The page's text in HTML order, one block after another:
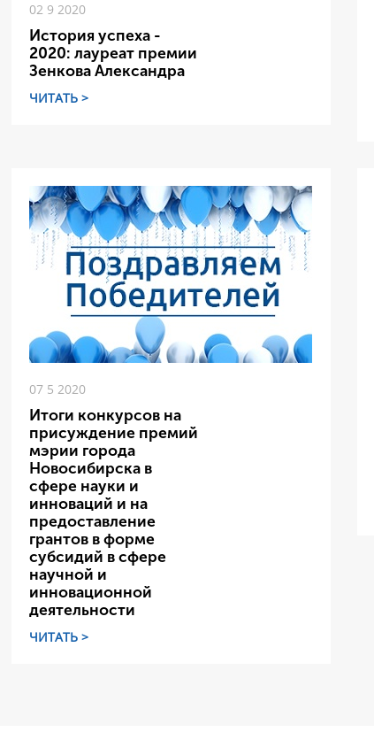
02 9 2020
История успеха -
2020: лауреат премии
Зенкова Александра
ЧИТАТЬ >
07 5 2020
Итоги конкурсов на
присуждение премий
мэрии города
Новосибирска в
сфере науки и
инноваций и на
предоставление
грантов в форме
субсидий в сфере
научной и
инновационной
деятельности
ЧИТАТЬ >